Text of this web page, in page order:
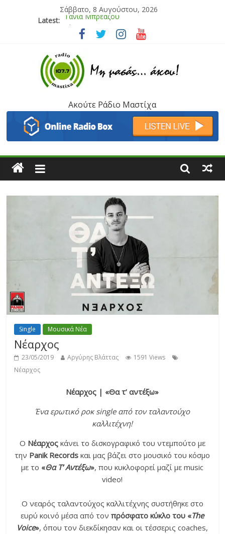
Σάββατο, 8 Αυγούστου, 2026
Latest:
Bliss
Μάνος Τρυπιάς & Γιώργος Στρατάκης
Ιορδάνης Αγαπητός
Μαριάννα Μασάδη
Τάνια Μπρεάζου
Ακούτε Ράδιο Μαστίχα
Single Μουσικά Νέα
Νέαρχος
23/05/2019 Αργύρης Βλάττας
1591 Views
Νέαρχος
Νέαρχος | «Θα τ’ αντέξω»
Ένα ερωτικό ροκ single από τον ταλαντούχο
καλλιτέχνη!
Ο Νέαρχοςκάνει το δισκογραφικό του ντεμπούτο με
την Panik Records και μας βάζει στο μουσικό του κόσμο
με το «Θα Τ’ Αντέξω», που κυκλοφορεί μαζί με music
video!
Ο νεαρός ταλαντούχος καλλιτέχνης συστήθηκε στο
ευρύ κοινό μέσα από τονπρόσφατο κύκλο του «The
Voice», όπου τον διεκδίκησαν και οι τέσσερις coaches,